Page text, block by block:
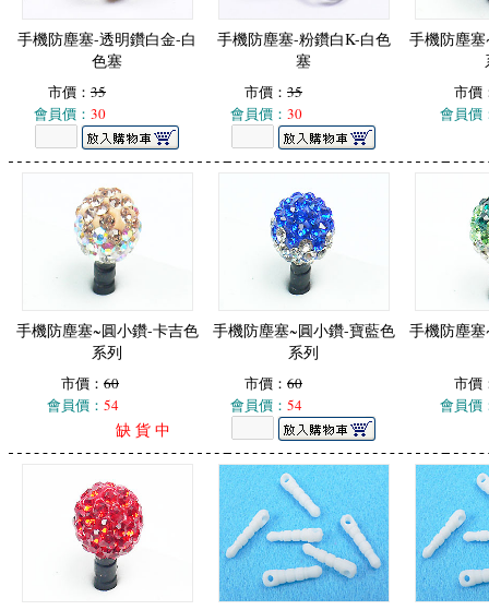
手機防塵塞-透明鑽白金-白
色塞
市價： 35
會員價： 30
手機防塵塞-粉鑽白K-白色
塞
市價： 35
會員價： 30
手機防塵
市價
會員價
手機防塵塞~圓小鑽-卡吉色
系列
市價： 60
會員價： 54
缺 貨 中
手機防塵塞~圓小鑽-寶藍色
系列
市價： 60
會員價： 54
手機防塵
市價
會員價